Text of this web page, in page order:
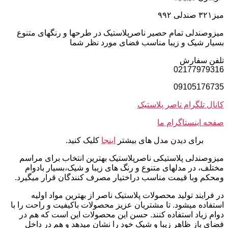
میز۳۲۱ صندلی ۹۹۲
میزوصندلی تمام حصیر ناصرپلاستیک در طرحها و رنگهای متنوع
بسیار شیک و زیبا مناسب فضای مورد نظر شما
تلفن سفارش
02177979316
09105176735
کانال تلگرام ناصر پلاستیک
صفحه اینستاگرام ما
برای دیدن مدل های بیشتر اینجا کلیک کنید.
میزوصندلی پلاستیکی ناصرپلاستیک بهترین انتخاب برای مراسم
مختلف، در مدلهای متنوع و رنگ های زیبا و شیک،بسیار بادوام
ومحکم وبا قیمت مناسب دراختیار مصرف کنندگان قرار میگیرد.
در فرایند تولید محصولات پلاستیک ناصر از بهترین مواد اولیه
استفاده میشود. تا مشتریان عزیز محصولات باکیفیت و راحت را با
دوام زیاد استفاده کنند. حسن این محصولات این است که هم در
فضای باز ظاهر زیبا و شیک خود را نشان میدهد و هم در داخل